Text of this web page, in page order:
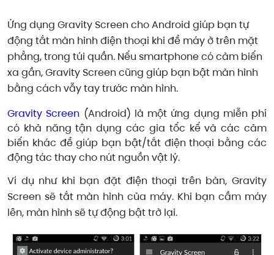
Ứng dụng Gravity Screen cho Android giúp bạn tự
động tắt màn hình điện thoại khi để máy ở trên mặt
phẳng, trong túi quần. Nếu smartphone có cảm biến
xa gần, Gravity Screen cũng giúp bạn bật màn hình
bằng cách vẫy tay trước màn hình.
Gravity Screen (Android) là một ứng dụng miễn phí
có khả năng tận dụng các gia tốc kế và các cảm
biến khác để giúp bạn bật/tắt điện thoại bằng các
động tác thay cho nút nguồn vật lý.
Ví dụ như khi bạn đặt điện thoại trên bàn, Gravity
Screen sẽ tắt màn hình của máy. Khi bạn cầm máy
lên, màn hình sẽ tự động bật trở lại.